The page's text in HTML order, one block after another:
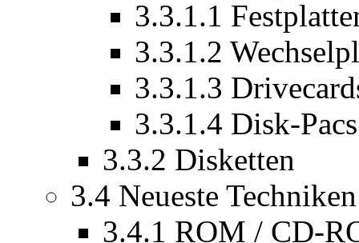
3.3.1.1
3.3.1.2
3.3.1.3
3.3.1.4 Disk-Pacs
3.3.2 Disketten
3.4 Neueste
3.4.1 ROM / CD-